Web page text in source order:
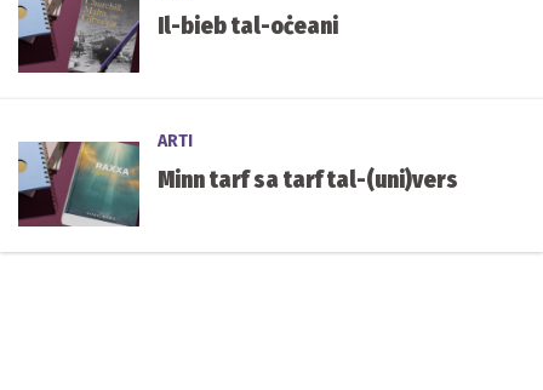
Il-bieb tal-oċeani
ARTI
Minn tarf sa tarf tal-(uni)vers